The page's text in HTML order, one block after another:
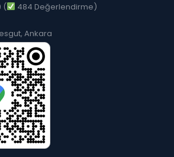
( 484 Değerlendirme)
Ankara